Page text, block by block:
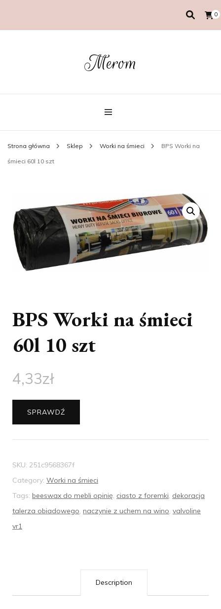
0
Merom
Strona główna Sklep Worki na śmieci BPS Worki na
śmieci 60l 10 szt
BPS Worki na śmieci
60l 10 szt
4,33zł
SPRAWDŹ
SKU: 251c9568367f
Category: Worki na śmieci
Tags: beeswax do mebli opinię ciasto z foremki dekoracja
talerza obiadowego naczynie z uchem na wino valvoline
vr1
Description